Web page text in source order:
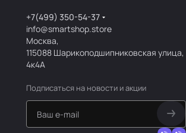
+7(499) 350-54-37
info@smartshop.store
Москва,
115088 Шарикоподшипниковская улица,
4к4А
Подписаться на новости и акции